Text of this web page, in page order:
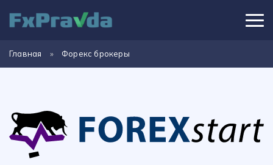
Главная » Форекс брокеры